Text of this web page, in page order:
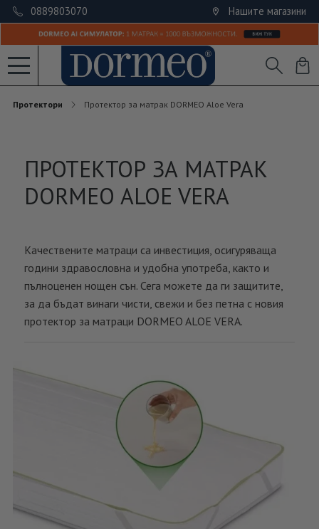
0889803070 Нашите магазини
Протектори Протектор за матрак DORMEO Aloe Vera
ПРОТЕКТОР ЗА МАТРАК
DORMEO ALOE VERA
Качествените матраци са инвестиция, осигуряваща
години здравословна и удобна употреба, както и
пълноценен нощен сън. Сега можете да ги защитите,
за да бъдат винаги чисти, свежи и без петна с новия
протектор за матраци DORMEO ALOE VERA.